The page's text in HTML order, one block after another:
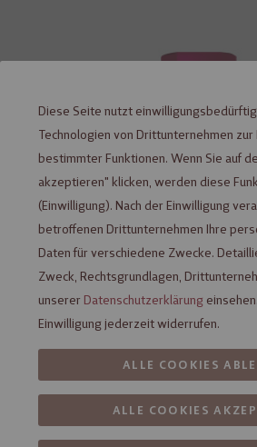
Heilemann Präsent
Champagne-
Diese Seite nutzt
Technologien von Drittunternehmen
bestimmter Funktionen. Wenn Sie auf
akzeptieren" klicken, werden diese
(Einwilligung). Nach der Einwilligung
betroffenen Drittunternehmen Ihre
Daten für verschiedene Zwecke.
Zweck, Rechtsgrundlagen,
unserer Datenschutzerklärung
Einwilligung jederzeit widerrufen.
ALLE COOKIES
ALLE COOKIES